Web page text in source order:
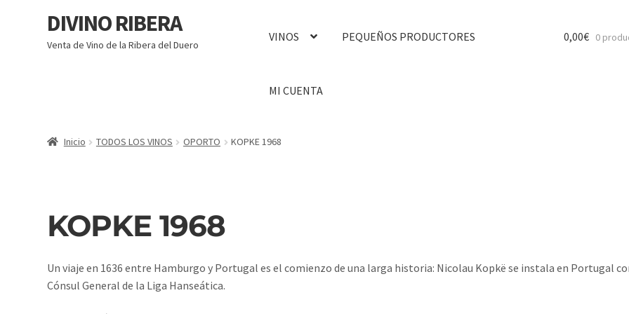
DIVINO RIBERA
Venta de Vino de la Ribera del Duero
VINOS PEQUEÑOS PRODUCTORES
MI CUENTA
0,00€ 0
Inicio TODOS LOS VINOS OPORTO KOPKE 1968
KOPKE 1968
Un viaje en 1636 entre Hamburgo y Portugal es el comienzo de una larga historia: Nicolau Kopkë se instala en Portugal
Cónsul General de la Liga Hanseática.